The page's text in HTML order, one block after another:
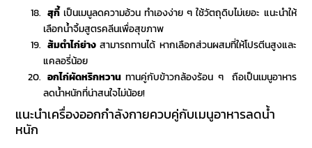
สุกี้เป็นเมนูลดความอ้วน ทำเองง่าย ๆ ใช้วัตถุดิบไม่เยอะ แนะนำให้
เลือกน้ำจิ้มสูตรคลีนเพื่อสุขภาพ
ส้มตำไก่ย่างสามารถทานได้ หากเลือกส่วนผสมที่ให้โปรตีนสูงและ
แคลอรี่น้อย
อกไก่ผัดหริกหวาน ทานคู่กับข้าวกล้องร้อน ๆ ถือเป็นเมนูอาหาร
ลดน้ำหนักที่น่าสนใจไม่น้อย!
แนะนำเครื่องออกกำลังกายควบคู่กับเมนูอาหารลดน้ำ
หนัก